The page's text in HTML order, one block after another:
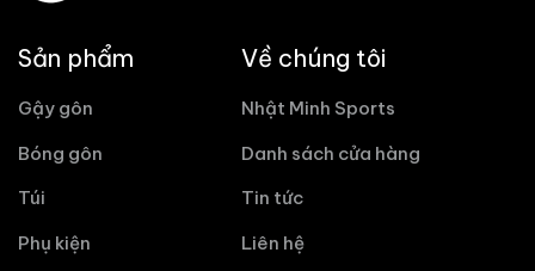
Sản phẩm
Gậy gôn
Bóng gôn
Túi
Phụ kiện
Về chúng tôi
Nhật Minh Sports
Danh sách cửa hàng
Tin tức
Liên hệ